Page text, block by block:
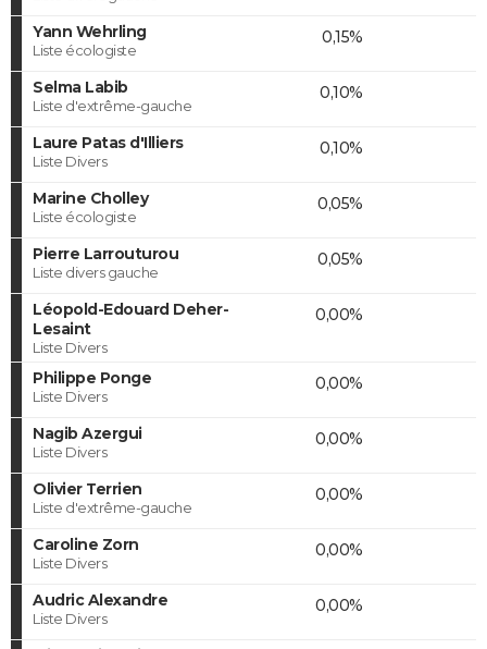
Yann Wehrling
Liste écologiste
0,15%
Selma Labib
Liste d'extrême-gauche
0,10%
Laure Patas d'Illiers
Liste Divers
0,10%
Marine Cholley
Liste écologiste
0,05%
Pierre Larrouturou
Liste divers gauche
0,05%
Léopold-Edouard Deher-
Lesaint
Liste Divers
0,00%
Philippe Ponge
Liste Divers
0,00%
Nagib Azergui
Liste Divers
0,00%
Olivier Terrien
Liste d'extrême-gauche
0,00%
Caroline Zorn
Liste Divers
0,00%
Audric Alexandre
Liste Divers
0,00%